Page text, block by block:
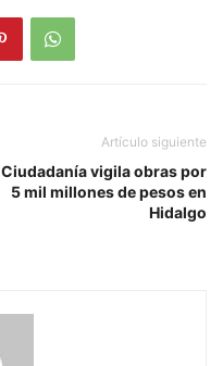
Artículo siguiente
Ciudadanía vigila obras por
5 mil millones de pesos en
Hidalgo